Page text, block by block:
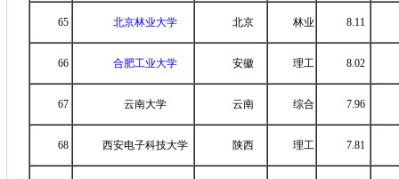
65 北京林业大学 北京 林业 8.11
66 合肥工业大学 安徽 理工 8.02
67 云南大学 云南 综合 7.96
68 西安电子科技大学 陕西 理工 7.81